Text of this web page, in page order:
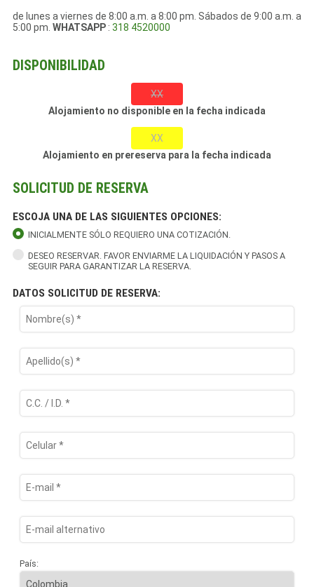
de lunes a viernes de 8:00 a.m. a 8:00 pm. Sábados de 9:00 a.m. a
5:00 pm. WHATSAPP : 318 4520000
DISPONIBILIDAD
XX
Alojamiento no disponible en la fecha indicada
XX
Alojamiento en prereserva para la fecha indicada
SOLICITUD DE RESERVA
ESCOJA UNA DE LAS SIGUIENTES OPCIONES:
INICIALMENTE SÓLO REQUIERO UNA COTIZACIÓN.
DESEO RESERVAR. FAVOR ENVIARME LA LIQUIDACIÓN Y PASOS A
SEGUIR PARA GARANTIZAR LA RESERVA.
DATOS SOLICITUD DE RESERVA:
País: